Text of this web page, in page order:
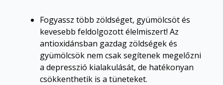
Fogyassz több zöldséget, gyümölcsöt és
kevesebb feldolgozott élelmiszert! Az
antioxidánsban gazdag zöldségek és
gyümölcsök nem csak segítenek megelőzni
a depresszió kialakulását, de hatékonyan
csökkenthetik is a tüneteket.